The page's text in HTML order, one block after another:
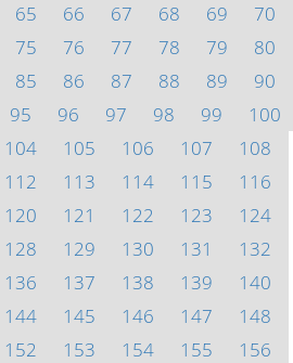
65 66 67 68 69
70
75 76 77 78 79
80
85 86 87 88 89
90
95 96 97 98 99
100
104 105 106 107
108
112 113 114 115
116
120 121 122 123
124
128 129 130 131
132
136 137 138 139
140
144 145 146 147
148
152 153 154 155
156